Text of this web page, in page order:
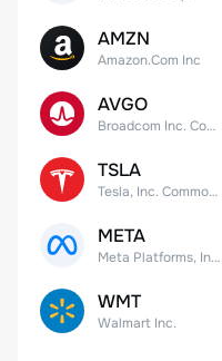
AMZN
Amazon.Com Inc
AVGO
Broadcom Inc. Common Stock
TSLA
Tesla, Inc. Common Stock
META
Meta Platforms, Inc. Class A Common Stock
WMT
Walmart Inc.